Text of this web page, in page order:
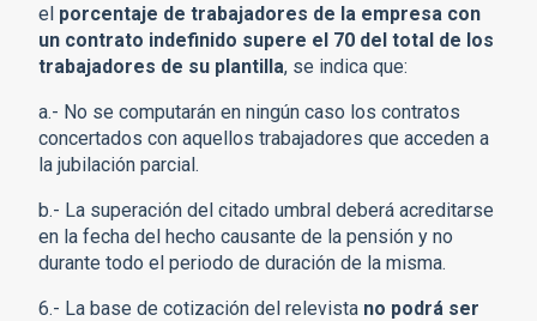
el porcentaje de trabajadores de la empresa con
un contrato indefinido supere el 70 del total de los
trabajadores de su plantilla, se indica que:
a.- No se computarán en ningún caso los contratos
concertados con aquellos trabajadores que acceden a
la jubilación parcial.
b.- La superación del citado umbral deberá acreditarse
en la fecha del hecho causante de la pensión y no
durante todo el periodo de duración de la misma.
6.- La base de cotización del relevista no podrá ser